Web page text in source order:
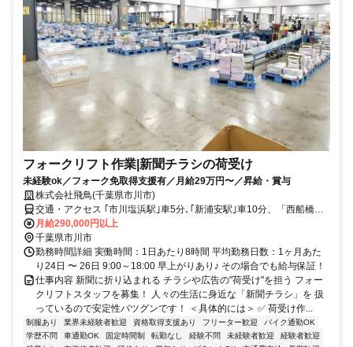
フォークリフト作業|新聞チラシの荷受け
未経験ok／フォーク免取得支援有／月給29万円〜／昇給・賞与
株式会社飛鳥(千葉県市川市)
交通・アクセス ｢市川塩浜駅｣車5分､｢新浦安駅｣車10分、「西船橋
駅」「葛西駅」「浦安駅」車15分
月給290,000円以上
千葉県市川市
勤務時間詳細 実働時間：1日あたり8時間 平均勤務日数：1ヶ月あた
り24日 〜 26日 9:00～18:00 早上がりあり♪ その場合でも給与保証！
仕事内容 新聞に折り込まれる チラシや広告の"荷受け"を担う フォー
クリフトスタッフを募集！ 人々の生活に身近な「新聞チラシ」を 扱
っているので安定性バツグンです！ ＜具体的には＞ ✅ 荷受け作...
制服あり 業界未経験者歓迎 資格取得支援あり フリーター歓迎
バイク通勤OK
学歴不問
車通勤OK 固定時間制 転勤なし 経験不問 未経験者歓迎
経験者歓迎